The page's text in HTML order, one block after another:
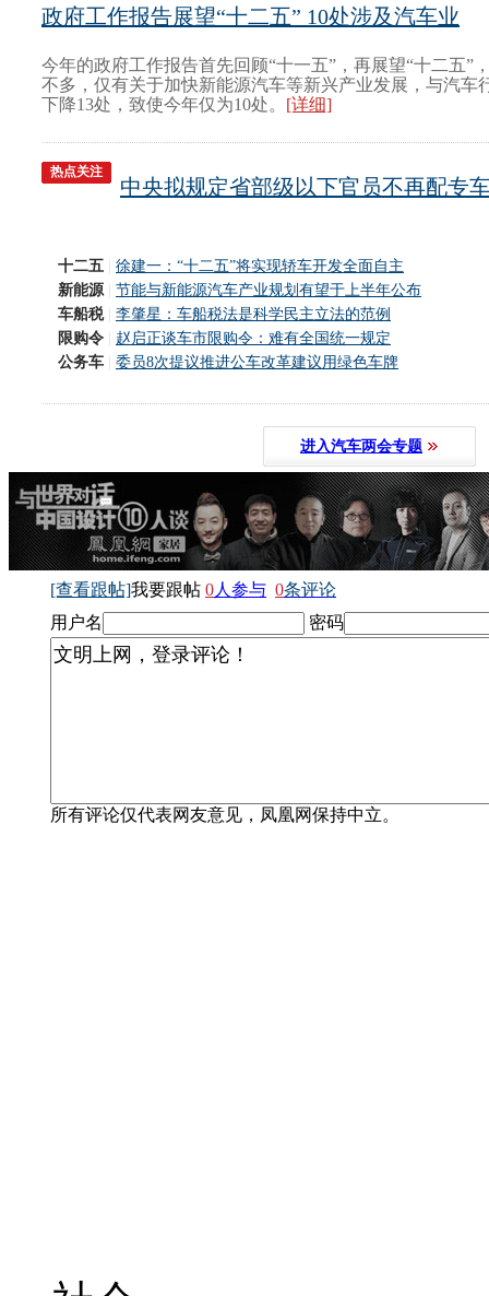
政府工作报告展望“十二五” 10处涉及汽车业
今年的政府工作报告首先回顾“十一五”，再展望“十二五”
不多，仅有关于加快新能源汽车等新兴产业发展，与汽车
下降13处，致使今年仅为10处。
[详细]
热点关注
中央拟规定省部级以下官员不再配专
十二五
徐建一：“十二五”将实现轿车开发全面自主
新能源| 节能与新能源汽车产业规划有望于上半年公布
车船税| 李肇星：车船税法是科学民主立法的范例
限购令
赵启正谈车市限购令：难有全国统一规定
公务车
委员8次提议推进公车改革建议用绿色车牌
进入汽车两会专题
[查看跟帖]我要跟帖 0人参与 0条评论
用户名
密码
所有评论仅代表网友意见，凤凰网保持中立。